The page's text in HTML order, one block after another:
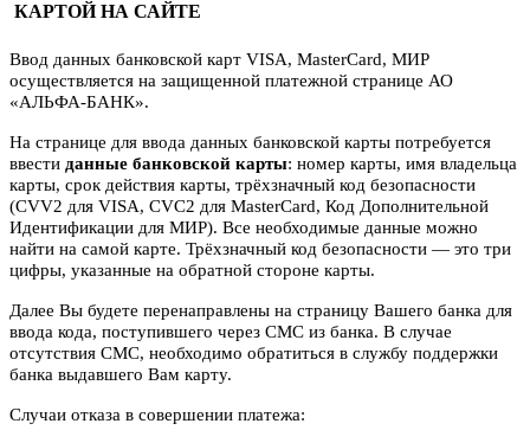
КАРТОЙ НА САЙТЕ
Ввод данных банковской карт VISA, MasterCard, МИР
осуществляется на защищенной платежной странице АО
«АЛЬФА-БАНК».
На странице для ввода данных банковской карты потребуется
ввести данные банковской карты: номер карты, имя владельца
карты, срок действия карты, трёхзначный код безопасности
(CVV2 для VISA, CVC2 для MasterCard, Код Дополнительной
Идентификации для МИР). Все необходимые данные можно
найти на самой карте. Трёхзначный код безопасности — это три
цифры, указанные на обратной стороне карты.
Далее Вы будете перенаправлены на страницу Вашего банка для
ввода кода, поступившего через СМС из банка. В случае
отсутствия СМС, необходимо обратиться в службу поддержки
банка выдавшего Вам карту.
Случаи отказа в совершении платежа: